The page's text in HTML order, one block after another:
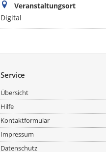
Veranstaltungsort
Digital
Service
Übersicht
Hilfe
Kontaktformular
Impressum
Datenschutz